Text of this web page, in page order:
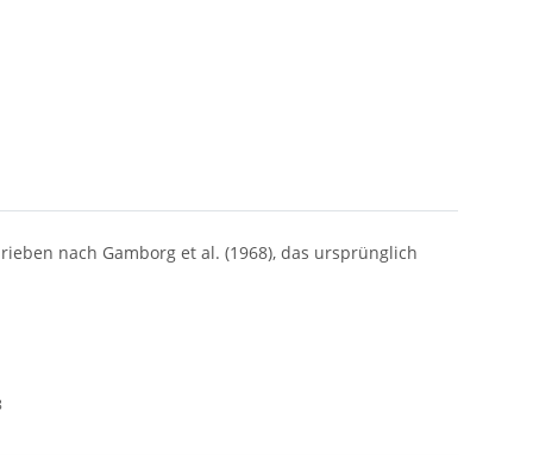
nach Gamborg et al. (1968), das ursprünglich